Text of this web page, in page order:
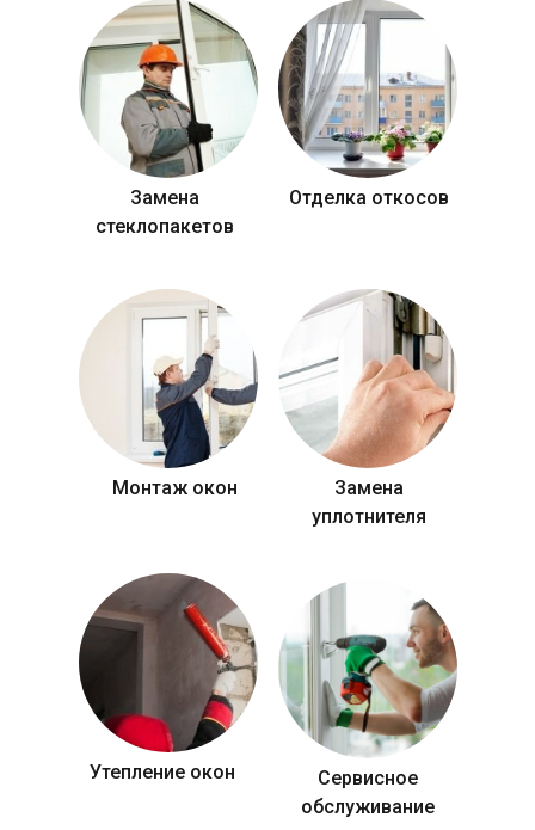
Замена
стеклопакетов
Отделка откосов
Монтаж окон
Замена
уплотнителя
Утепление окон
Сервисное
обслуживание